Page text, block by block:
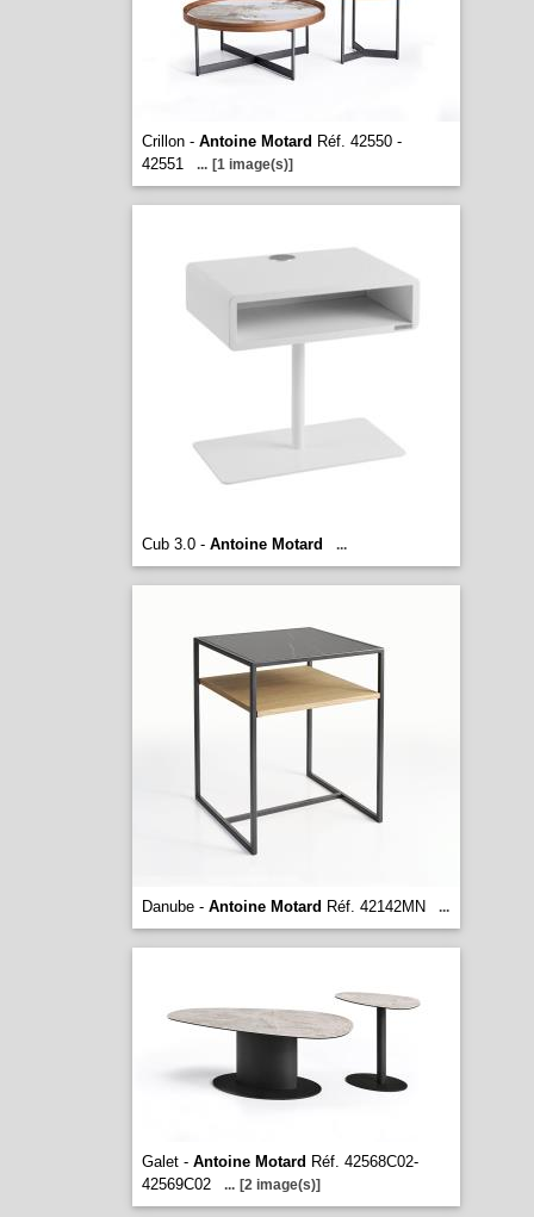
Crillon - Antoine Motard Réf. 42550 -
42551
... [1 image(s)]
Cub 3.0 - Antoine Motard ...
Danube - Antoine Motard Réf. 42142MN ...
Galet - Antoine Motard Réf. 42568C02-
42569C02
... [2 image(s)]